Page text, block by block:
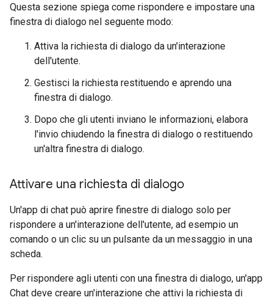
Questa sezione spiega come rispondere e impostare una
finestra di dialogo nel seguente modo:
Attiva la richiesta di dialogo da un'interazione
dell'utente.
Gestisci la richiesta restituendo e aprendo una
finestra di dialogo.
Dopo che gli utenti inviano le informazioni, elabora
l'invio chiudendo la finestra di dialogo o restituendo
un'altra finestra di dialogo.
Attivare una richiesta di dialogo
Un'app di chat può aprire finestre di dialogo solo per
rispondere a un'interazione dell'utente, ad esempio un
comando o un clic su un pulsante da un messaggio in una
scheda.
Per rispondere agli utenti con una finestra di dialogo, un'app
Chat deve creare un'interazione che attivi la richiesta di